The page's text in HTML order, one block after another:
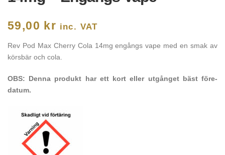
59,00 kr inc. VAT
Rev Pod Max Cherry Cola 14mg engångs vape med en smak av
körsbär och cola.
OBS: Denna produkt har ett kort eller utgånget bäst före-
datum.